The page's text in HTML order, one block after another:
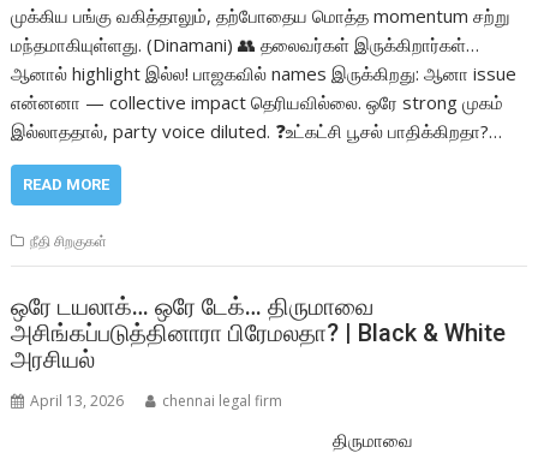
முக்கிய பங்கு வகித்தாலும், தற்போதைய மொத்த momentum சற்று
மந்தமாகியுள்ளது. (Dinamani) 👥 தலைவர்கள் இருக்கிறார்கள்…
ஆனால் highlight இல்ல! பாஜகவில் names இருக்கிறது: ஆனா issue
என்னனா — collective impact தெரியவில்லை. ஒரே strong முகம்
இல்லாததால், party voice diluted. ❓உட்கட்சி பூசல் பாதிக்கிறதா?…
READ MORE
நீதி சிறகுகள்
ஒரே டயலாக்… ஒரே டேக்… திருமாவை
அசிங்கப்படுத்தினாரா பிரேமலதா? | Black & White
அரசியல்
April 13, 2026 chennai legal firm
திருமாவை